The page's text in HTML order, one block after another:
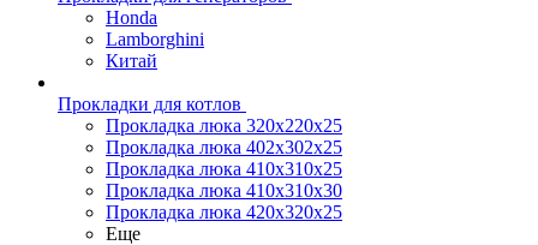
Honda
Lamborghini
Китай
Прокладки для котлов
Прокладка люка 320x220x25
Прокладка люка 402x302x25
Прокладка люка 410x310x25
Прокладка люка 410х310х30
Прокладка люка 420x320x25
Еще